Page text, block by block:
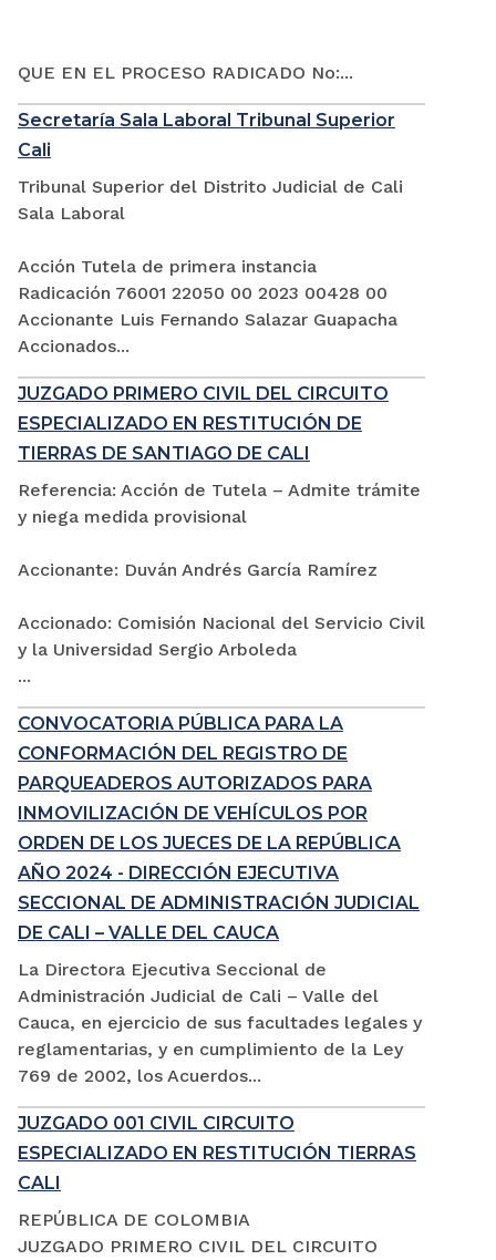
QUE EN EL PROCESO RADICADO No:...
Secretaría Sala Laboral Tribunal Superior
Cali
Tribunal Superior del Distrito Judicial de Cali
Sala Laboral
Acción Tutela de primera instancia
Radicación 76001 22050 00 2023 00428 00
Accionante Luis Fernando Salazar Guapacha
Accionados...
JUZGADO PRIMERO CIVIL DEL CIRCUITO
ESPECIALIZADO EN RESTITUCIÓN DE
TIERRAS DE SANTIAGO DE CALI
Referencia: Acción de Tutela – Admite trámite
y niega medida provisional
Accionante: Duván Andrés García Ramírez
Accionado: Comisión Nacional del Servicio Civil
y la Universidad Sergio Arboleda
...
CONVOCATORIA PÚBLICA PARA LA
CONFORMACIÓN DEL REGISTRO DE
PARQUEADEROS AUTORIZADOS PARA
INMOVILIZACIÓN DE VEHÍCULOS POR
ORDEN DE LOS JUECES DE LA REPÚBLICA
AÑO 2024 - DIRECCIÓN EJECUTIVA
SECCIONAL DE ADMINISTRACIÓN JUDICIAL
DE CALI – VALLE DEL CAUCA
La Directora Ejecutiva Seccional de
Administración Judicial de Cali – Valle del
Cauca, en ejercicio de sus facultades legales y
reglamentarias, y en cumplimiento de la Ley
769 de 2002, los Acuerdos...
JUZGADO 001 CIVIL CIRCUITO
ESPECIALIZADO EN RESTITUCIÓN TIERRAS
CALI
REPÚBLICA DE COLOMBIA
JUZGADO PRIMERO CIVIL DEL CIRCUITO